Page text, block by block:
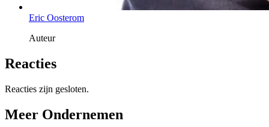
Eric Oosterom
Auteur
Reacties
Reacties zijn gesloten.
Meer Ondernemen